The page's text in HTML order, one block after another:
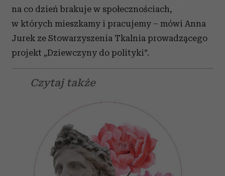
na co dzień brakuje w społecznościach,
w których mieszkamy i pracujemy – mówi Anna
Jurek ze Stowarzyszenia Tkalnia prowadzącego
projekt „Dziewczyny do polityki”.
Czytaj także